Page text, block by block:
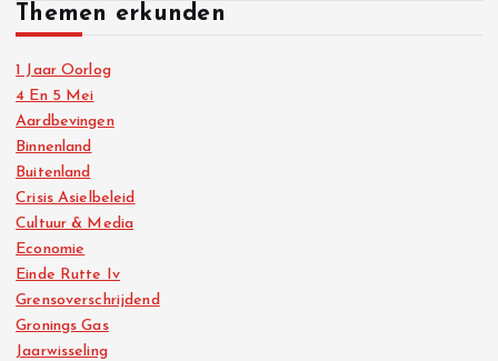
Themen erkunden
1 Jaar Oorlog
4 En 5 Mei
Aardbevingen
Binnenland
Buitenland
Crisis Asielbeleid
Cultuur & Media
Economie
Einde Rutte Iv
Grensoverschrijdend
Gronings Gas
Jaarwisseling